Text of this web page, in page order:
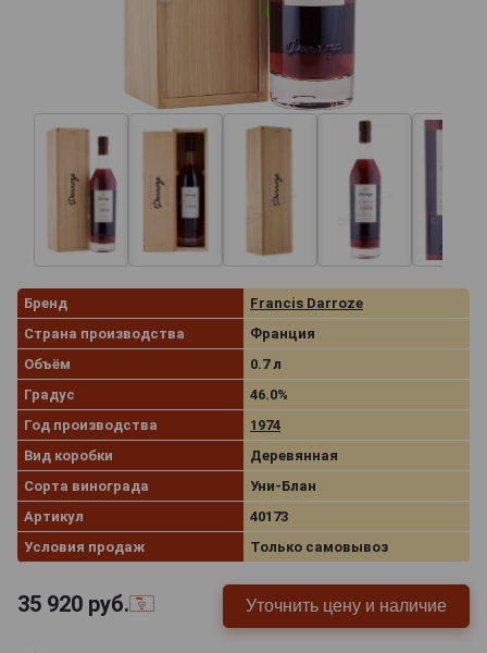
Бренд
Francis Darroze
Страна производства
Франция
Объём
0.7 л
Градус
46.0%
Год производства
1974
Вид коробки
Деревянная
Сорта винограда
Уни-Блан
Артикул
40173
Условия продаж
Только самовывоз
35 920 руб. Уточнить цену и наличие